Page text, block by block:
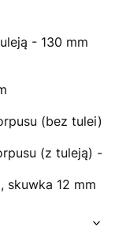
- 130 mm
(bez tulei)
(z tuleją) -
skuwka 12 mm